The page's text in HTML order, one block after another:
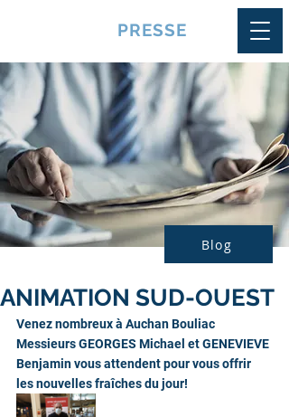
PRESSE
Blog
ANIMATION SUD-OUEST
Venez nombreux à Auchan Bouliac
Messieurs GEORGES Michael et GENEVIEVE
Benjamin vous attendent pour vous offrir
les nouvelles fraîches du jour!